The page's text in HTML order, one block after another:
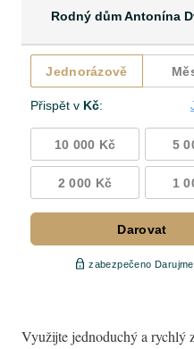
Využijte jednoduchý a rychlý